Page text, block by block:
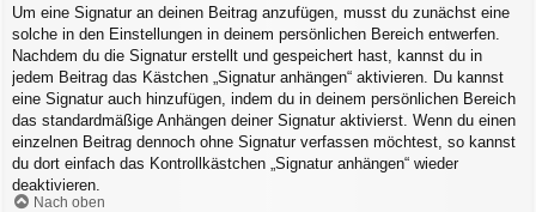
Um eine Signatur an deinen Beitrag anzufügen, musst du zunächst eine
solche in den Einstellungen in deinem persönlichen Bereich entwerfen.
Nachdem du die Signatur erstellt und gespeichert hast, kannst du in
jedem Beitrag das Kästchen „Signatur anhängen“ aktivieren. Du kannst
eine Signatur auch hinzufügen, indem du in deinem persönlichen Bereich
das standardmäßige Anhängen deiner Signatur aktivierst. Wenn du einen
einzelnen Beitrag dennoch ohne Signatur verfassen möchtest, so kannst
du dort einfach das Kontrollkästchen „Signatur anhängen“ wieder
deaktivieren.
Nach oben